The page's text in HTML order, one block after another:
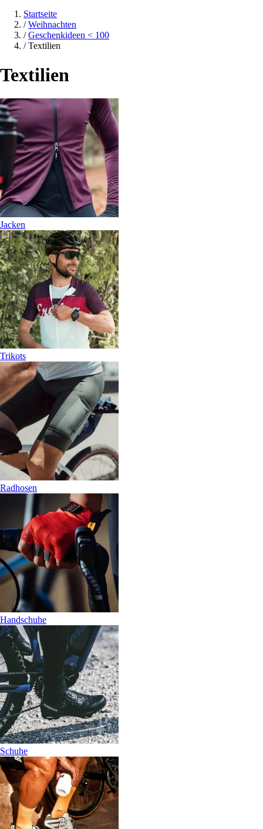
Startseite
/ Weihnachten
/ Geschenkideen < 100
/ Textilien
Textilien
Jacken
Trikots
Radhosen
Handschuhe
Schuhe